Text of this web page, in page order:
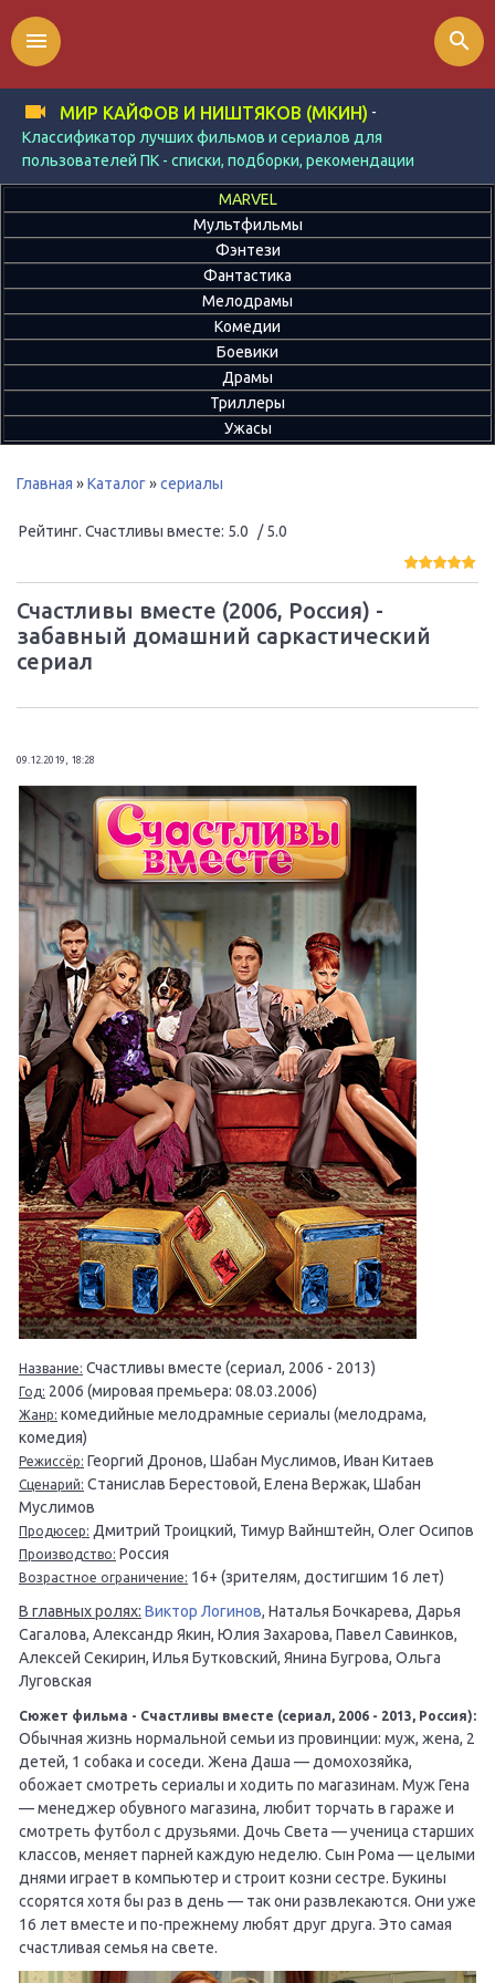
МИР КАЙФОВ И НИШТЯКОВ (МКИН) -
Классификатор лучших фильмов и сериалов для
пользователей ПК - списки, подборки, рекомендации
menu search
MARVEL
Мультфильмы
Фэнтези
Фантастика
Мелодрамы
Комедии
Боевики
Драмы
Триллеры
Ужасы
Главная »Каталог»сериалы
Рейтинг. Счастливы вместе: 5.0 / 5.0
Счастливы вместе (2006, Россия) -
забавный домашний саркастический
сериал
09.12.2019, 18:28
Название: Счастливы вместе (сериал, 2006 - 2013)
Год: 2006 (мировая премьера: 08.03.2006)
Жанр: комедийные мелодрамные сериалы (мелодрама,
комедия)
Режиссёр: Георгий Дронов, Шабан Муслимов, Иван Китаев
Сценарий: Станислав Берестовой, Елена Вержак, Шабан
Муслимов
Продюсер: Дмитрий Троицкий, Тимур Вайнштейн, Олег Осипов
Производство: Россия
Возрастное ограничение: 16+ (зрителям, достигшим 16 лет)
В главных ролях: Виктор Логинов, Наталья Бочкарева, Дарья
Сагалова, Александр Якин, Юлия Захарова, Павел Савинков,
Алексей Секирин, Илья Бутковский, Янина Бугрова, Ольга
Луговская
Сюжет фильма - Счастливы вместе (сериал, 2006 - 2013, Россия):
Обычная жизнь нормальной семьи из провинции: муж, жена, 2
детей, 1 собака и соседи. Жена Даша — домохозяйка,
обожает смотреть сериалы и ходить по магазинам. Муж Гена
— менеджер обувного магазина, любит торчать в гараже и
смотреть футбол с друзьями. Дочь Света — ученица старших
классов, меняет парней каждую неделю. Сын Рома — целыми
днями играет в компьютер и строит козни сестре. Букины
ссорятся хотя бы раз в день — так они развлекаются. Они уже
16 лет вместе и по-прежнему любят друг друга. Это самая
счастливая семья на свете.